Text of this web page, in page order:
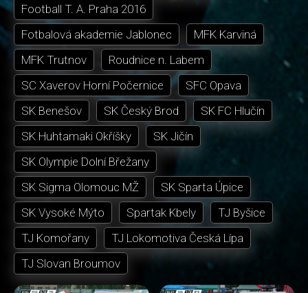
Football T. A. Praha 2016
Fotbalová akademie Jablonec
MFK Karviná
MFK Trutnov
Roudnice n. Labem
SC Xaverov Horní Počernice
SFC Opava
SK Benešov
SK Český Brod
SK FC Hlučín
SK Huhtamaki Okříšky
SK Jičín
SK Olympie Dolní Břežany
SK Sigma Olomouc MŽ
SK Sparta Úpice
SK Vysoké Mýto
Spartak Kbely
TJ Byšice
TJ Komořany
TJ Lokomotiva Česká Lípa
TJ Slovan Broumov